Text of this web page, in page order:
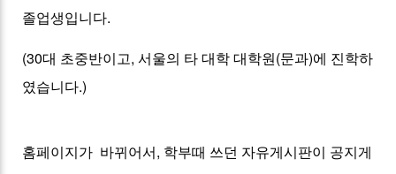
졸업생입니다.
(30대 초중반이고, 서울의 타 대학 대학원(문과)에 진학하
였습니다.)
홈페이지가 바뀌어서, 학부때 쓰던 자유게시판이 공지게